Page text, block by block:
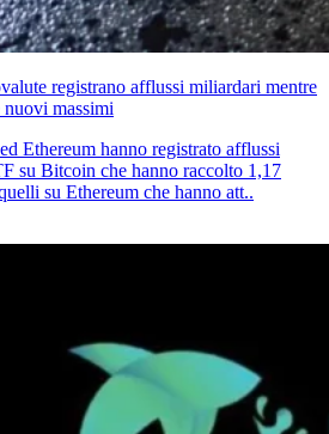
registrano afflussi miliardari mentre
massimi
Ethereum hanno registrato afflussi
su Bitcoin che hanno raccolto 1,17
su Ethereum che hanno att..